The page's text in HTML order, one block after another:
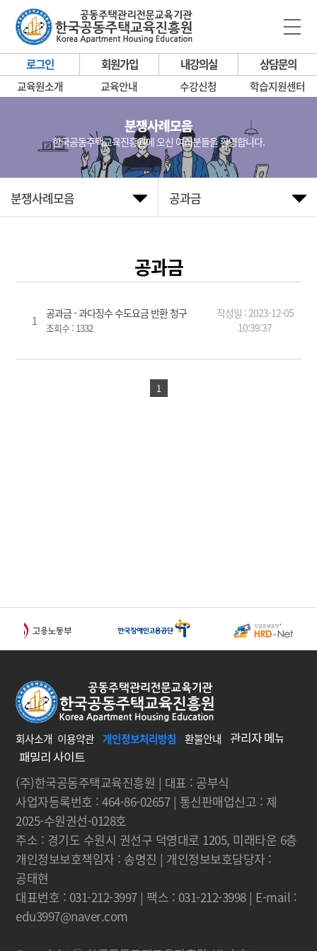
로그인 회원가입 내강의실 상담문의
교육원소개 교육안내 수강신청 학습지원센터
분쟁사례모음
한국공동주택교육진흥원에 오신 여러분들을 환영합니다.
분쟁사례모음 공과금
공과금
1
공과금 - 과다징수 수도요금 반환 청구
조회수 : 1332
작성일 : 2023-12-05
10:39:37
1
회사소개 이용약관 개인정보처리방침 환불안내
(주)한국공동주택교육진흥원 | 대표 : 공부식
사업자등록번호 : 464-86-02657 | 통신판매업신고 : 제
2025-수원권선-0128호
주소 : 경기도 수원시 권선구 덕영대로 1205, 미래타운 6층
개인정보보호책임자 : 송명진 | 개인정보보호담당자 :
공태현
대표번호 : 031-212-3997 | 팩스 : 031-212-3998 | E-mail :
edu3997@naver.com